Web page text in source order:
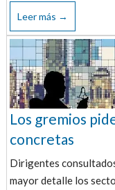
Leer más →
Los gremios
concretas
Dirigentes
mayor detalle los